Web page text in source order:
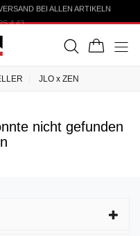
4.43
BEI ALLEN ARTIKELN
JLO x ZEN
nicht gefunden